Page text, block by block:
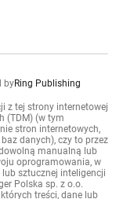
byRing Publishing
z tej strony internetowej
(TDM) (w tym
stron internetowych,
danych), czy to przez
manualną lub
oprogramowania, w
sztucznej inteligencji
Polska sp. z o.o.
treści, dane lub